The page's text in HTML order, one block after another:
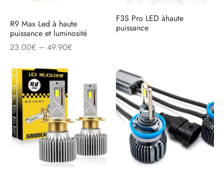
R9 Max Led à haute
puissance et luminosité
23.00€ – 49.90€
F3S Pro LED àhaute
puissance